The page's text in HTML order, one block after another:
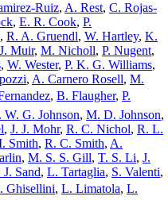
Ruiz, A. Rest, C. Rojas-
, E. R. Cook, P.
, R. A. Gruendl, W. Hartley, K.
J. Muir, M. Nicholl, P. Nugent,
, W. Wester, P. K. G. Williams,
, A. Carnero Rosell, M.
, B. Flaugher, P.
W. G. Johnson, M. D. Johnson,
, J. J. Mohr, R. C. Nichol, R. L.
Smith, R. C. Smith, A.
, M. S. S. Gill, T. S. Li, J.
Sand, L. Tartaglia, S. Valenti,
Ghisellini, L. Limatola, L.